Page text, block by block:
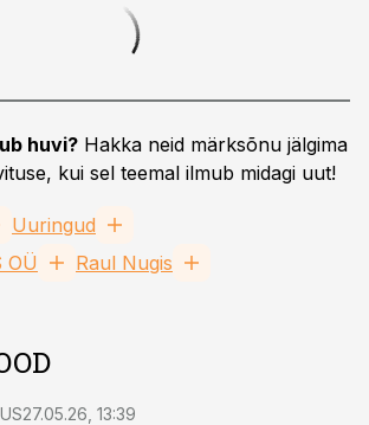
huvi? Hakka neid märksõnu jälgima
kui sel teemal ilmub midagi uut!
Uuringud
OÜ
Raul Nugis
27.05.26, 13:39